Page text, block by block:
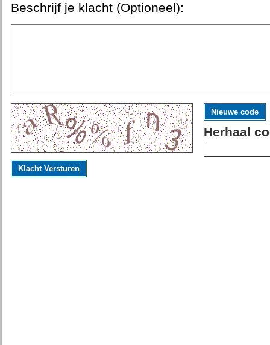
Beschrijf je klacht (Optioneel):
Nieuwe code
Herhaal
Klacht Versturen